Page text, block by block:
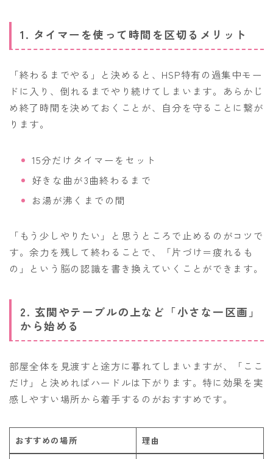
1. タイマーを使って時間を区切るメリット
「終わるまでやる」と決めると、HSP特有の過集中モー
ドに入り、倒れるまでやり続けてしまいます。あらかじ
め終了時間を決めておくことが、自分を守ることに繋が
ります。
15分だけタイマーをセット
好きな曲が3曲終わるまで
お湯が沸くまでの間
「もう少しやりたい」と思うところで止めるのがコツで
す。余力を残して終わることで、「片づけ＝疲れるも
の」という脳の認識を書き換えていくことができます。
2. 玄関やテーブルの上など「小さな一区画」
から始める
部屋全体を見渡すと途方に暮れてしまいますが、「ここ
だけ」と決めればハードルは下がります。特に効果を実
感しやすい場所から着手するのがおすすめです。
おすすめの場所 理由